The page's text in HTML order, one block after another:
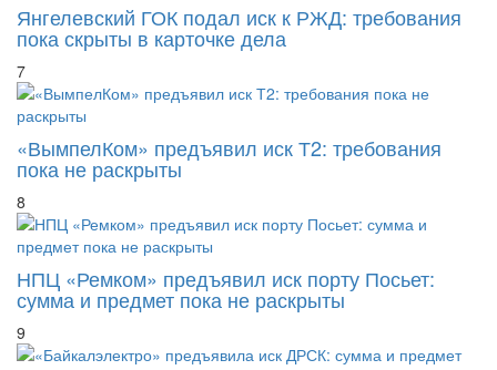
Янгелевский ГОК подал иск к РЖД: требования
пока скрыты в карточке дела
7
«ВымпелКом» предъявил иск Т2: требования
пока не раскрыты
8
НПЦ «Ремком» предъявил иск порту Посьет:
сумма и предмет пока не раскрыты
9